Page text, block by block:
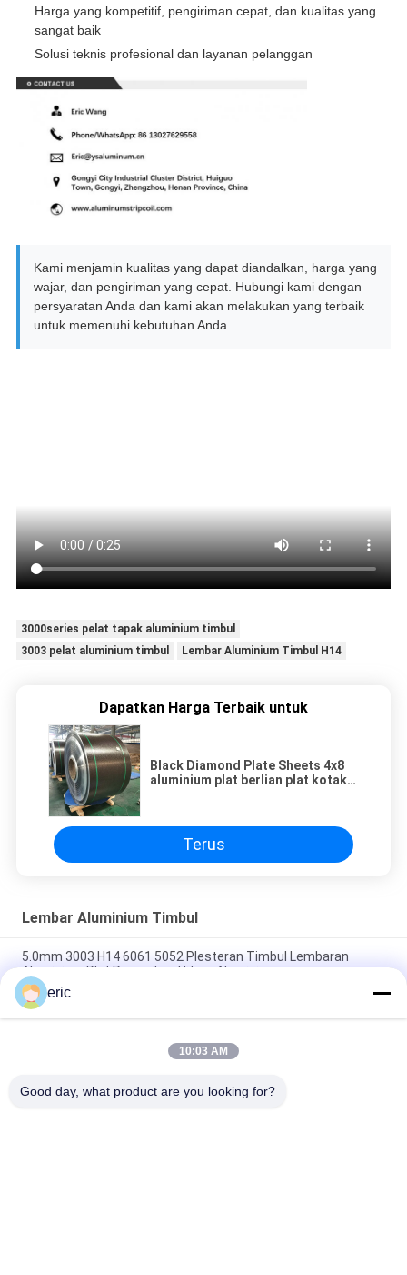
Harga yang kompetitif, pengiriman cepat, dan kualitas yang
sangat baik
Solusi teknis profesional dan layanan pelanggan
Kami menjamin kualitas yang dapat diandalkan, harga yang
wajar, dan pengiriman yang cepat. Hubungi kami dengan
persyaratan Anda dan kami akan melakukan yang terbaik
untuk memenuhi kebutuhan Anda.
3000series pelat tapak aluminium timbul
3003 pelat aluminium timbul
Lembar Aluminium Timbul H14
Dapatkan Harga Terbaik untuk
Black Diamond Plate Sheets 4x8
aluminium plat berlian plat kotak-
Terus
Lembar Aluminium Timbul
5.0mm 3003 H14 6061 5052 Plesteran Timbul Lembaran
Aluminium Plat Pemeriksa Hitam Aluminium
Plat Lantai Aluminium plat tapak aluminium 5 bar plat tapak
aluminium
Aluminium Diamond Plate Sheets Aluminium Checker Plate
eric
10:03 AM
Good day, what product are you looking for?